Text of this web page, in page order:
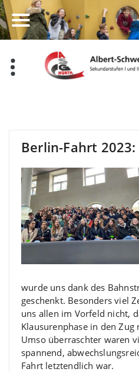
Zum
Inhalt
springen
Berlin-Fahrt 2023:
wurde uns dank des
geschenkt. Besonders viel
uns allen im Vorfeld nicht,
Klausurenphase in den Zug
Umso überraschter waren
spannend,
Fahrt letztendlich war.